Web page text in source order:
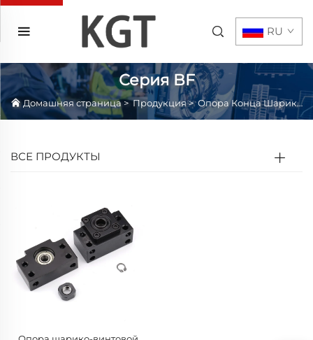
RU
Серия BF
Домашняя страница>Продукция>Опора Конца Шарико-винтовой Передачи
ВСЕ ПРОДУКТЫ